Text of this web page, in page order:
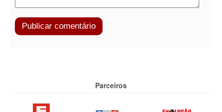
Parceiros